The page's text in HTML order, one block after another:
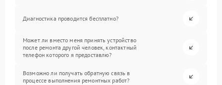
Диагностика проводится бесплатно?
Может ли вместо меня принять устройство
после ремонта другой человек, контактный
телефон которого я предоставлю?
Возможно ли получать обратную связь в
процессе выполнения ремонтных работ?